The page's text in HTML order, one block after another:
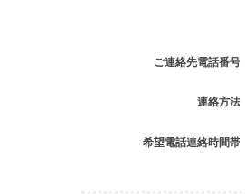
ご連絡先電話番号
連絡方法
希望電話連絡時間帯